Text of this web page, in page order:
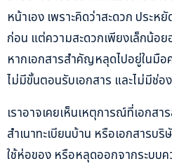
หน้าเอง เพราะคิดว่าสะดวก ประห
ก่อน แต่ความสะดวกเพียงเล็กน้อ
หากเอกสารสำคัญหลุดไปอยู่ในมื
ไม่มีขั้นตอนรับเอกสาร และไม่มีช่อ
เราอาจเคยเห็นเหตุการณ์ที่เอกสา
สำเนาทะเบียนบ้าน หรือเอกสารบ
ใช้ห่อของ หรือหลุดออกจากระบบ